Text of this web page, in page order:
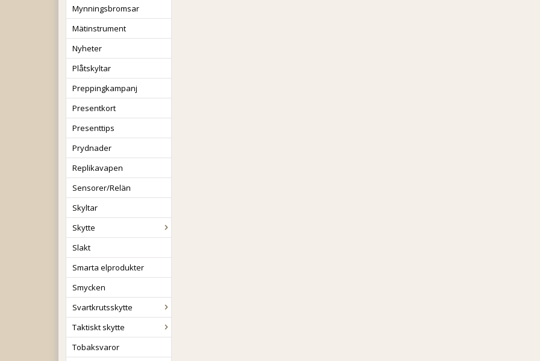
Mynningsbromsar
Mätinstrument
Nyheter
Plåtskyltar
Preppingkampanj
Presentkort
Presenttips
Prydnader
Replikavapen
Sensorer/Relän
Skyltar
Skytte
Slakt
Smarta elprodukter
Smycken
Svartkrutsskytte
Taktiskt skytte
Tobaksvaror